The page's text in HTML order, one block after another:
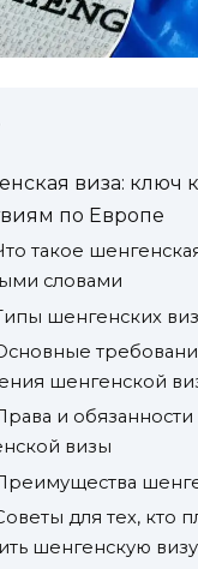
виза: ключ к
по Европе
такое
словами
шенгенских виз
шенгенской
и обязанности
визы
для тех, кто
шенгенскую визу